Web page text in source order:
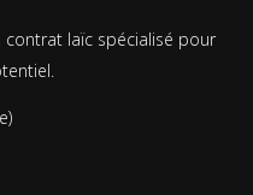
laïc spécialisé pour